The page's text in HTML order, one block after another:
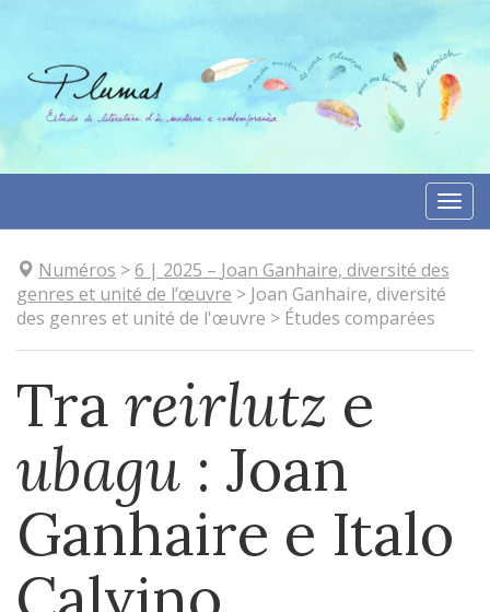
contenu
Numéros >6 | 2025 – Joan Ganhaire, diversité des
genres et unité de l’œuvre > Joan Ganhaire, diversité
des genres et unité de l'œuvre > Études comparées
Tra reirlutz e
ubagu : Joan
Ganhaire e Italo